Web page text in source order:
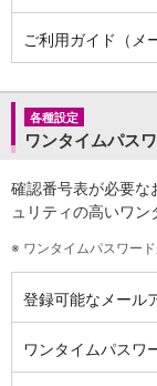
新潟県
富山県
石川県
長野県
東海／近畿
静岡県
愛知県
滋賀県
大阪府
奈良県
ご利用ガイド（メ
各種設定
ワンタイムパス
確認番号表が必要な
ュリティの高いワン
※ ワンタイムパスワー
登録可能なメール
ワンタイムパスワ